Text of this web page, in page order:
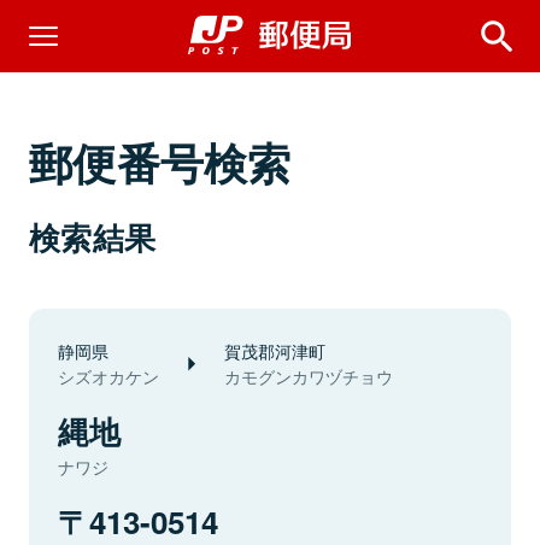
郵便番号検索
検索結果
静岡県
シズオカケン
賀茂郡河津町
カモグンカワヅチョウ
縄地
ナワジ
413-0514